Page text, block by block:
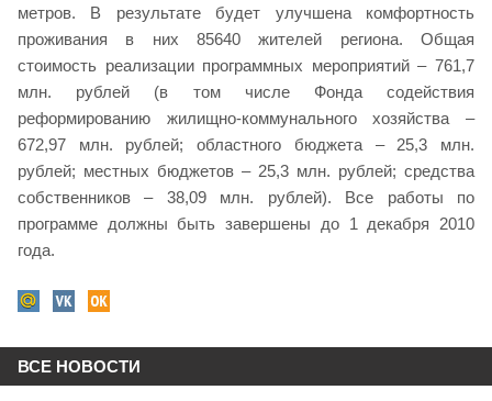
метров. В результате будет улучшена комфортность
проживания в них 85640 жителей региона. Общая
стоимость реализации программных мероприятий – 761,7
млн. рублей (в том числе Фонда содействия
реформированию жилищно-коммунального хозяйства –
672,97 млн. рублей; областного бюджета – 25,3 млн.
рублей; местных бюджетов – 25,3 млн. рублей; средства
собственников – 38,09 млн. рублей). Все работы по
программе должны быть завершены до 1 декабря 2010
года.
ВСЕ НОВОСТИ